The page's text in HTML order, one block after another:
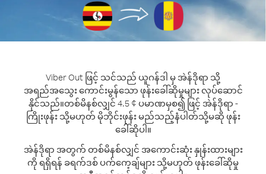
Viber Out ဖြင့် သင်သည် ယူဂန်ဒါ မှ အဲန်ဒိုရာ သို့
အရည်အသွေး ကောင်းမွန်သော ဖုန်းခေါ်ဆိုမှုများ လုပ်ဆောင်
နိုင်သည်။တစ်မိနစ်လျှင် 4.5 ¢ ပမာဏမှစ၍ ဖြင့် အဲန်ဒိုရာ -
ကြိုးဖုန်း သို့မဟုတ် မိုဘိုင်းဖုန်း မည်သည့်နံပါတ်သို့မဆို ဖုန်း
ခေါ်ဆိုပါ။
အဲန်ဒိုရာ အတွက် တစ်မိနစ်လျှင် အကောင်းဆုံး နှုန်းထားများ
ကို ရရှိရန် ခရက်ဒစ် ပက်ကေ့ချ်များ သို့မဟုတ် ဖုန်းခေါ်ဆိုမှု